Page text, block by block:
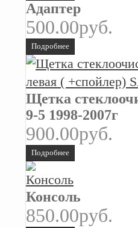
Адаптер
500.00руб.
Подробнее
Щетка
9-5 1998-2007г
900.00руб.
Подробнее
Консоль
850.00руб.